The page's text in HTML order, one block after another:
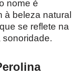
nome é
beleza natural
se reflete na
sonoridade.